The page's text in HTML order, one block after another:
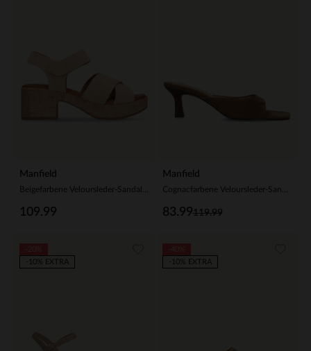
Manfield
109.99
Manfield
119.99
83.99
-10% EXTRA
-10% EXTRA